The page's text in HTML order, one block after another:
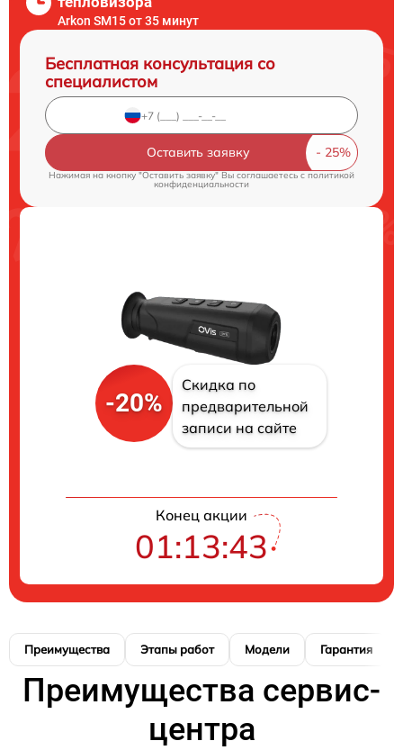
Arkon SM15 от 35 минут
Бесплатная консультация со
специалистом
Оставить заявку
Нажимая на кнопку "Оставить заявку" Вы соглашаетесь c политикой
конфиденциальности
-20%
Скидка по
предварительной
записи на сайте
Конец акции
01:13:42
Преимущества Этапы работ Модели Гарантия
Преимущества сервис-
центра